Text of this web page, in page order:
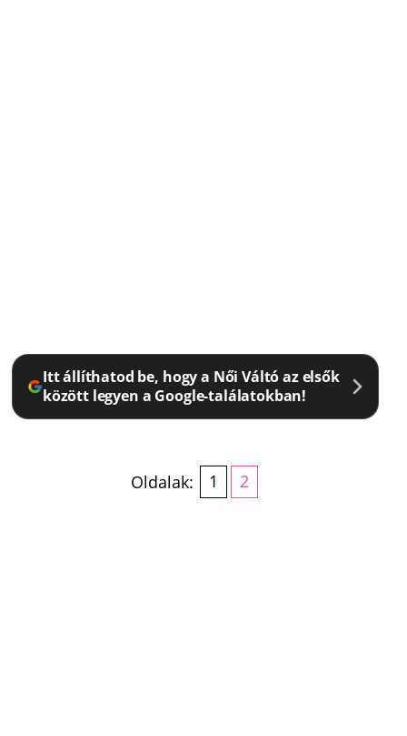
Itt állíthatod be, hogy a Női Váltó az elsők
között legyen a Google-találatokban!
Oldalak: 1 2